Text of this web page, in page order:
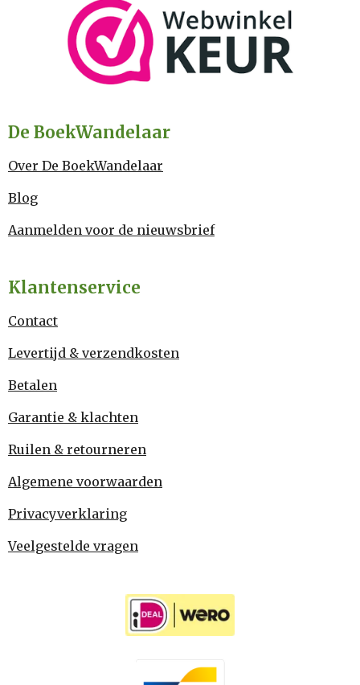
De BoekWandelaar
Over De BoekWandelaar
Blog
Aanmelden voor de nieuwsbrief
Klantenservice
Contact
Levertijd & verzendkosten
Betalen
Garantie & klachten
Ruilen & retourneren
Algemene voorwaarden
Privacyverklaring
Veelgestelde vragen